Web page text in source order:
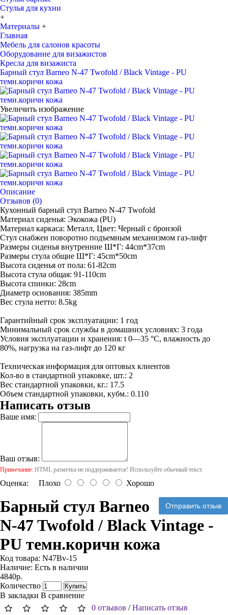
Стулья для кухни
+
Материалы +
Главная
Мебель для салонов красоты
Оборудование для визажистов
Кресла для визажиста
Барный стул Barneo N-47 Twofold / Black Vintage - PU
темн.коричн кожа
Увеличить изображение
Описание
Отзывов (0)
Кухонный барный стул Barneo N-47 Twofold
Материал сиденья: Экокожа (PU)
Материал каркаса: Металл, Цвет: Черный с бронзой
Стул снабжен поворотно подъемным механизмом газ-лифт
Размеры сиденья внутренние Ш*Г: 44cm*37cm
Размеры стула общие Ш*Г: 45cm*50cm
Высота сиденья от пола: 61-82cm
Высота стула общая: 91-110cm
Высота спинки: 28cm
Диаметр основания: 385mm
Вес стула нетто: 8.5kg
Гарантийный срок эксплуатации: 1 год
Минимальный срок службы в домашних условиях: 3 года
Условия эксплуатации и хранения: t 0—35 °С, влажность до
80%, нагрузка на газ-лифт до 120 кг
Техническая информация для оптовых клиентов
Кол-во в стандартной упаковке, шт.: 2
Вес стандартной упаковки, кг.: 17.5
Объем стандартной упаковки, кубм.: 0.110
Написать отзыв
Ваше имя:
Ваш отзыв:
Примечание: HTML разметка не поддерживается! Используйте обычный текст.
Оценка: Плохо Хорошо
Отправить отзыв
Барный стул Barneo
N-47 Twofold / Black Vintage -
PU темн.коричн кожа
Код товара: N47Bv-15
Наличие: Есть в наличии
4840р.
Количество
Купить
В закладки В сравнение
0 отзывов /Написать отзыв